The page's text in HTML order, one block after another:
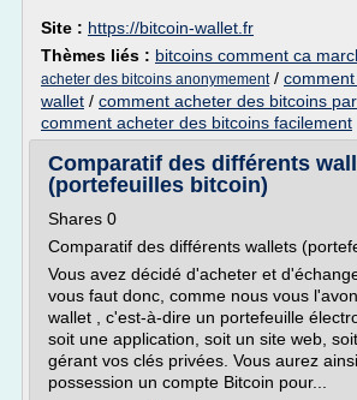
Site : https://bitcoin-wallet.fr
Thèmes liés : bitcoins comment ca
acheter des bitcoins anonymement/
wallet / comment acheter des bitcoins
comment acheter des bitcoins facilement
Comparatif des différents
(portefeuilles bitcoin)
Shares 0
Comparatif des différents wallets
Vous avez décidé d'acheter et
vous faut donc, comme nous vous
wallet , c'est-à-dire un portefeuille
soit une application, soit un site web,
gérant vos clés privées. Vous aurez
possession un compte Bitcoin pour...